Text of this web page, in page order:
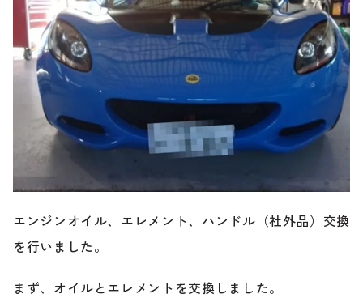
ブログ
お客様の声
ケータハム岐阜
24時間受付対応の
お問い合わせフォームはこちら
車検・整備・修理のご依頼
買取査定のご依頼
中古車探しのご依頼・レンタカーのご相談
エンジンオイル、エレメント、ハンドル（社外品）交換
を行いました。
まず、オイルとエレメントを交換しました。